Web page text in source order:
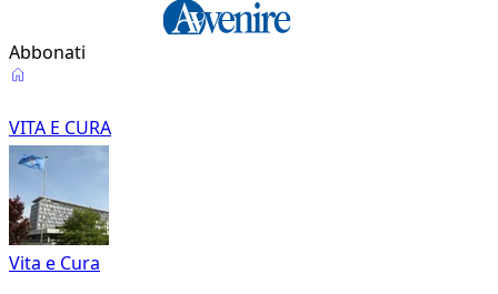
Abbonati
Vita
e
Cura
VITA E CURA
Vita e Cura